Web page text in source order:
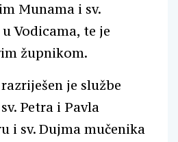
Munama i sv.
Vodicama, te je
župnikom.
je službe
Petra i Pavla
i sv. Dujma mučenika